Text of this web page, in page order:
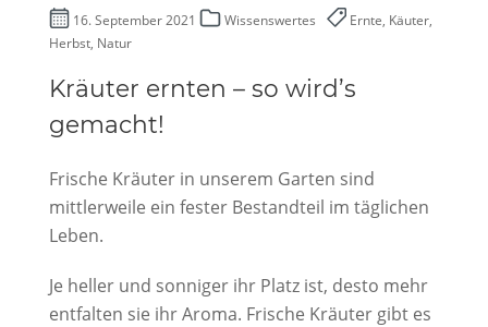
16. September 2021 Wissenswertes
Ernte, Käuter,
Herbst, Natur
Kräuter ernten – so wird’s
gemacht!
Frische Kräuter in unserem Garten sind
mittlerweile ein fester Bestandteil im täglichen
Leben.
Je heller und sonniger ihr Platz ist, desto mehr
entfalten sie ihr Aroma. Frische Kräuter gibt es